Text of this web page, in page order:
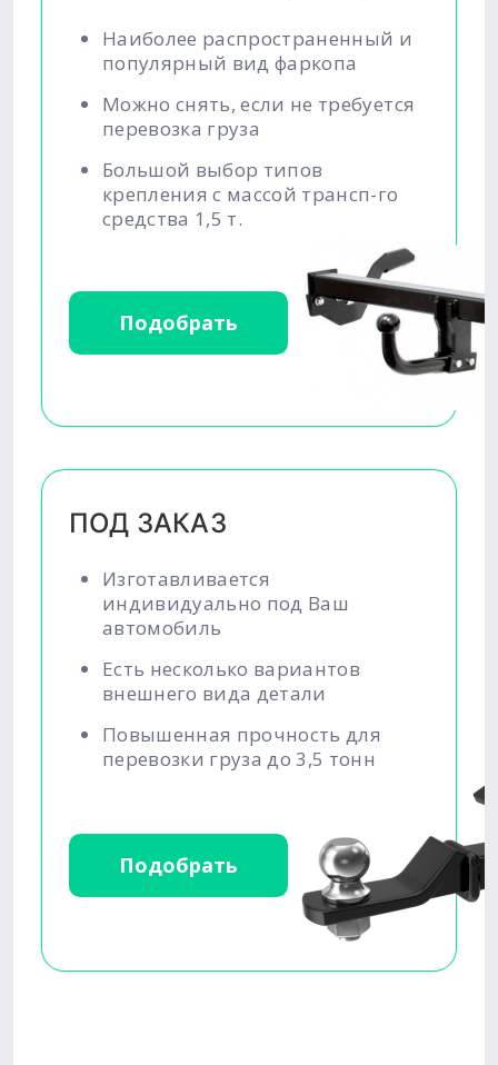
Наиболее распространенный и
популярный вид фаркопа
Можно снять, если не требуется
перевозка груза
Большой выбор типов
крепления с массой трансп-го
средства 1,5 т.
Подобрать
ПОД ЗАКАЗ
Изготавливается
индивидуально под Ваш
автомобиль
Есть несколько вариантов
внешнего вида детали
Повышенная прочность для
перевозки груза до 3,5 тонн
Подобрать